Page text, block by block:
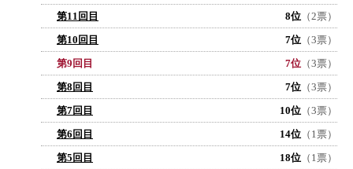
第11回目
8位 （2票）
第10回目
7位 （3票）
第9回目
7位 （3票）
第8回目
7位 （3票）
第7回目
10位 （3票）
第6回目
14位 （1票）
第5回目
18位 （1票）